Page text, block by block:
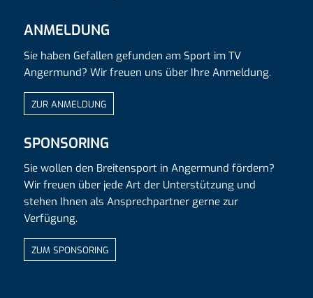
ANMELDUNG
Sie haben Gefallen gefunden am Sport im TV
Angermund? Wir freuen uns über Ihre Anmeldung.
ZUR ANMELDUNG
SPONSORING
Sie wollen den Breitensport in Angermund fördern?
Wir freuen über jede Art der Unterstützung und
stehen Ihnen als Ansprechpartner gerne zur
Verfügung.
ZUM SPONSORING